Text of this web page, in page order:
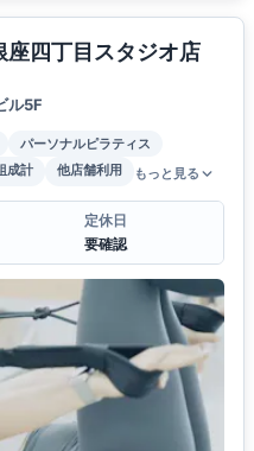
座四丁目スタジオ店
ル5F
パーソナルピラティス
成計 他店舗利用 もっと見る
定休日
要確認